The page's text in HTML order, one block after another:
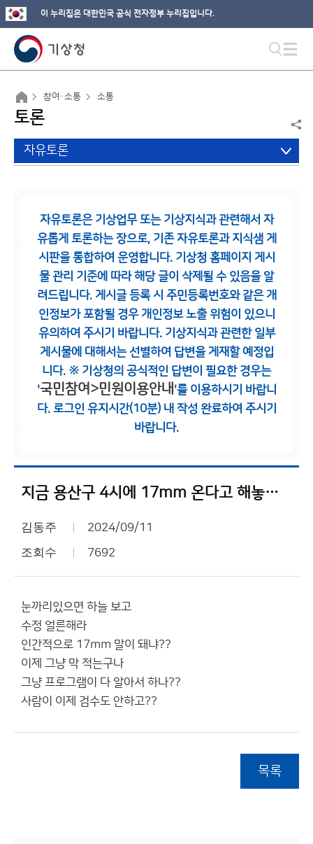
이 누리집은 대한민국 공식 전자정부 누리집입니다.
참여·소통 소통
토론
자유토론
자유토론은 기상업무 또는 기상지식과 관련해서 자
유롭게 토론하는 장으로, 기존 자유토론과 지식샘 게
시판을 통합하여 운영합니다. 기상청 홈페이지 게시
물 관리 기준에 따라 해당 글이 삭제될 수 있음을 알
려드립니다. 게시글 등록 시 주민등록번호와 같은 개
인정보가 포함될 경우 개인정보 노출 위험이 있으니
유의하여 주시기 바랍니다. 기상지식과 관련한 일부
게시물에 대해서는 선별하여 답변을 게재할 예정입
니다. ※ 기상청의 공식적인 답변이 필요한 경우는
'국민참여>민원이용안내 '를 이용하시기 바랍니
다. 로그인 유지시간(10분) 내 작성 완료하여 주시기
바랍니다.
지금 용산구 4시에 17mm 온다고 해놓은거 봐라
김동주 2024/09/11
조회수 7692
눈까리있으면 하늘 보고
수정 얼른해라
인간적으로 17mm 말이 돼냐??
이제 그냥 막 적는구나
그냥 프로그램이 다 알아서 하나??
사람이 이제 검수도 안하고??
목록